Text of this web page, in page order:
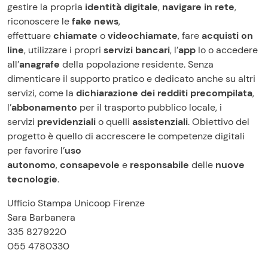
gestire la propria identità digitale, navigare in rete,
riconoscere lefake news,
effettuarechiamate ovideochiamate, fareacquisti on
line, utilizzare i propri servizi bancari, l’app Io o accedere
all’anagrafe della popolazione residente. Senza
dimenticare il supporto pratico e dedicato anche su altri
servizi, come la dichiarazione dei redditi precompilata,
l’abbonamento per il trasporto pubblico locale, i
servizi previdenzialio quelli assistenziali. Obiettivo del
progetto è quello di accrescere le competenze digitali
per favorire l’uso
autonomo,consapevole e responsabile delle nuove
tecnologie.
Ufficio Stampa Unicoop Firenze
Sara Barbanera
335 8279220
055 4780330